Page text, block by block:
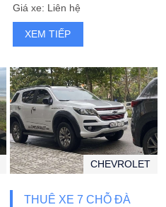
Giá xe: Liên hệ
XEM TIẾP
THUÊ XE 7 CHỖ ĐÀ
CHEVROLET